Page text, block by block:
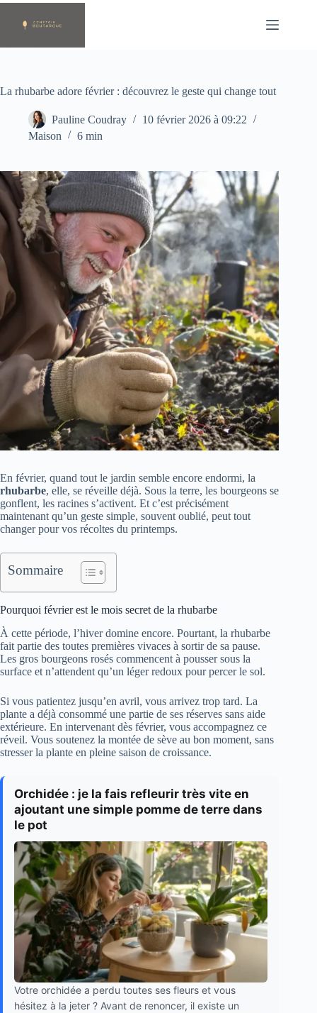
Passer
contenu
La rhubarbe adore février : découvrez le geste qui change tout
Pauline Coudray
10 février 2026 à 09:22
Maison
6 min
En février, quand tout le jardin semble encore endormi, la
rhubarbe, elle, se réveille déjà. Sous la terre, les bourgeons se
gonflent, les racines s’activent. Et c’est précisément
maintenant qu’un geste simple, souvent oublié, peut tout
changer pour vos récoltes du printemps.
Sommaire
Pourquoi février est le mois secret de la rhubarbe
À cette période, l’hiver domine encore. Pourtant, la rhubarbe
fait partie des toutes premières vivaces à sortir de sa pause.
Les gros bourgeons rosés commencent à pousser sous la
surface et n’attendent qu’un léger redoux pour percer le sol.
Si vous patientez jusqu’en avril, vous arrivez trop tard. La
plante a déjà consommé une partie de ses réserves sans aide
extérieure. En intervenant dès février, vous accompagnez ce
réveil. Vous soutenez la montée de sève au bon moment, sans
stresser la plante en pleine saison de croissance.
Orchidée : je la fais refleurir très vite en
ajoutant une simple pomme de terre dans
le pot
Votre orchidée a perdu toutes ses fleurs et vous
hésitez à la jeter ? Avant de renoncer, il existe un